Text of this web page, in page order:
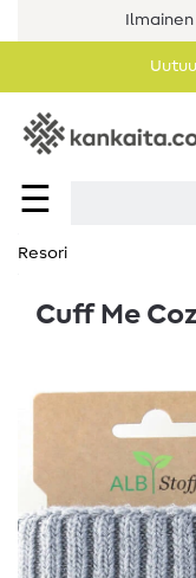
☰
Resori
Cuff Me